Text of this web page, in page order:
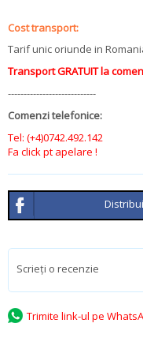
Cost transport:
Tarif unic oriunde in
Transport GRATUIT la
----------------------------
Comenzi telefonice:
Tel: (+4)0742.492.142
Fa click pt apelare !
Scrieţi o recenzie
Trimite link-ul pe